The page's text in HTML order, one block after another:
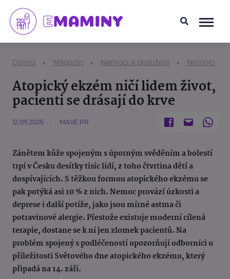
Domů Magazín Nemoci a postižení Nemoci
Atopický ekzém ničí lidem život,
pacienti se drásají do krve
12.09.2025 MAVE PR
Zánětem kůže spojeným s úporným svěděním a bolestí
trpí v Česku desítky tisíc lidí, z toho čtvrtina dětí a
dospívajících. S těžkou formou atopického ekzému se
pak potýká asi 10 % z nich. Nemoc provází úzkosti a
deprese i další potíže, jako jsou mírné astma či
potravinové alergie. Přestože existuje moderní cílená
terapie, dostane se k ní jen zlomek pacientů. Na
problém spojený s podléčeností upozorňují odborníci u
příležitosti Světového dne atopického ekzému, který
připadá na 14. září.